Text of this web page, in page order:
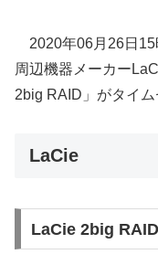
2020年06月26日15
周辺機器メーカー
2big RAID」がタイム
LaCie
LaCie 2big RAID